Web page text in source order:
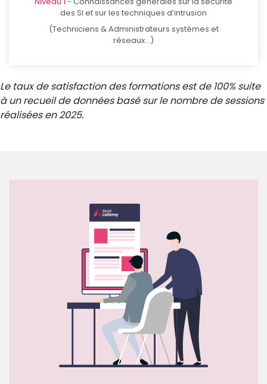
des SI et sur les techniques d’intrusion
(Techniciens & Administrateurs systèmes et
réseaux...)
Le taux de satisfaction des formations est de 100% suite
à un recueil de données basé sur le nombre de sessions
réalisées en 2025.